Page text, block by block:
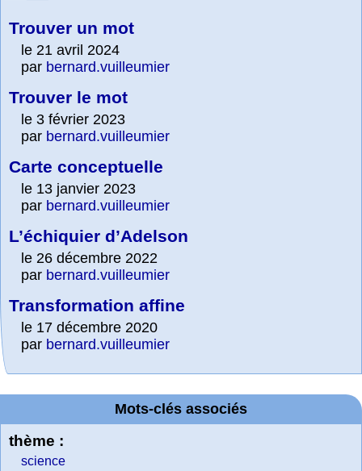
Trouver un mot
le 21 avril 2024
par bernard.vuilleumier
Trouver le mot
le 3 février 2023
par bernard.vuilleumier
Carte conceptuelle
le 13 janvier 2023
par bernard.vuilleumier
L’échiquier d’Adelson
le 26 décembre 2022
par bernard.vuilleumier
Transformation affine
le 17 décembre 2020
par bernard.vuilleumier
Mots-clés associés
thème :
science